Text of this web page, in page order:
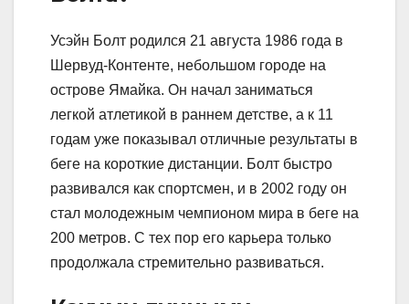
Усэйн Болт родился 21 августа 1986 года в
Шервуд-Контенте, небольшом городе на
острове Ямайка. Он начал заниматься
легкой атлетикой в раннем детстве, а к 11
годам уже показывал отличные результаты в
беге на короткие дистанции. Болт быстро
развивался как спортсмен, и в 2002 году он
стал молодежным чемпионом мира в беге на
200 метров. С тех пор его карьера только
продолжала стремительно развиваться.